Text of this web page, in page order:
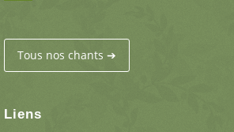
Tous nos chants ➔
Liens